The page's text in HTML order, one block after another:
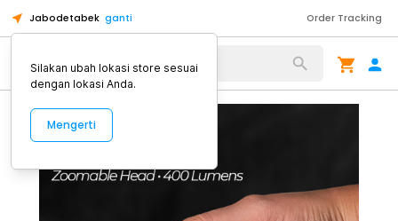
Jabodetabek ganti Order Tracking
Alat Kopi
Silakan ubah lokasi store sesuai
dengan lokasi Anda.
Mengerti